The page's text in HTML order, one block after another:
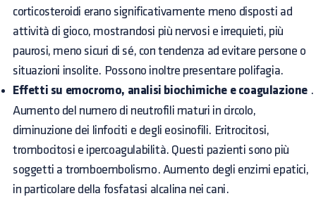
corticosteroidi erano significativamente meno disposti ad
attività di gioco, mostrandosi più nervosi e irrequieti, più
paurosi, meno sicuri di sé, con tendenza ad evitare persone o
situazioni insolite. Possono inoltre presentare polifagia.
Effetti su emocromo, analisi biochimiche e coagulazione .
Aumento del numero di neutrofili maturi in circolo,
diminuzione dei linfociti e degli eosinofili. Eritrocitosi,
trombocitosi e ipercoagulabilità. Questi pazienti sono più
soggetti a tromboembolismo. Aumento degli enzimi epatici,
in particolare della fosfatasi alcalina nei cani.